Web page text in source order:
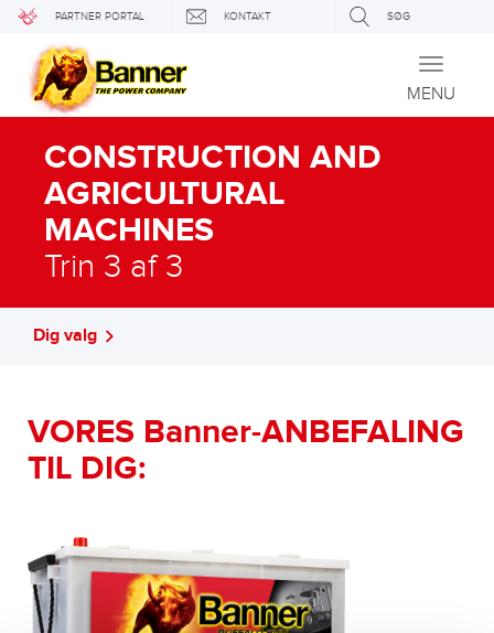
PARTNER PORTAL KONTAKT SØG
Toggle
MENU
CONSTRUCTION AND
AGRICULTURAL
MACHINES
Trin 3 af 3
Dig valg
VORES Banner-ANBEFALING
TIL DIG: